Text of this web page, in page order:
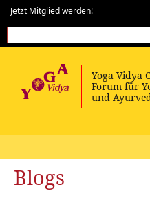
Jetzt Mitglied werden!
Blogs